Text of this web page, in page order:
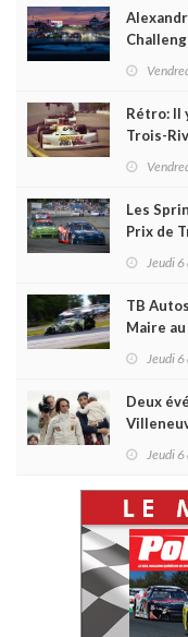
Rétro: Il
Trois-
Les
Prix de
Jeudi
TB
Maire
Jeudi
Deux
Jeudi